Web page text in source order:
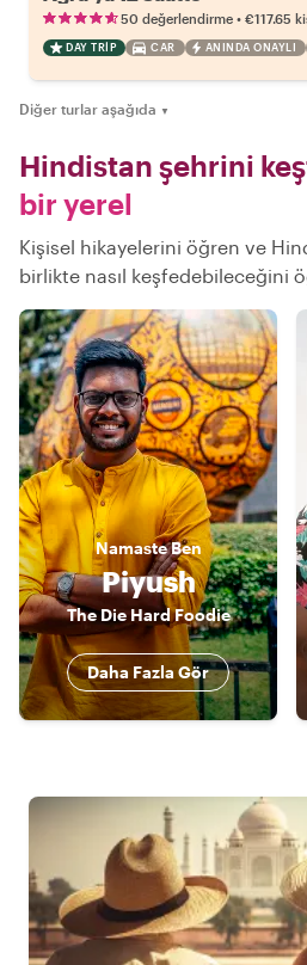
50 değerlendirme • €117.65
DAY TRIP CAR ANINDA ONAYLI
Diğer turlar aşağıda ▼
Hindistan şehrini
bir yerel
Kişisel hikayelerini öğren ve
birlikte nasıl keşfedebileceğini
NamasteBen
Piyush
The Die Hard Foodie
Daha Fazla Gör